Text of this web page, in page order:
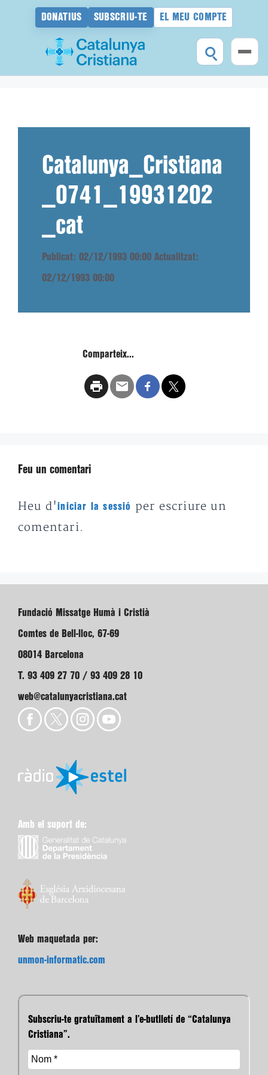
DONATIUS SUBSCRIU-TE EL MEU COMPTE
Catalunya_Cristiana
_0741_19931202
_cat
Publicat: 02/12/1993 00:00 Actualitzat:
02/12/1993 00:00
Comparteix...
Feu un comentari
Heu d'iniciar la sessió
per escriure un
comentari.
Fundació Missatge Humà i Cristià
Comtes de Bell-lloc, 67-69
08014 Barcelona
T. 93 409 27 70 / 93 409 28 10
web@catalunyacristiana.cat
Amb el suport de:
Web maquetada per:
unmon-informatic.com
Subscriu-te gratuïtament a l’e-butlletí de “Catalunya
Cristiana”.